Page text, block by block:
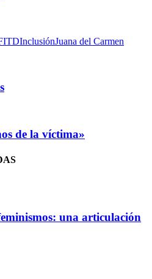
InclusiónJuana del Carmen
de la víctima»
una articulación